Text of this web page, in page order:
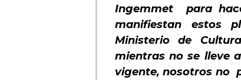
Ingemmet para
manifiestan estos
Ministerio de
mientras no se lleve
vigente, nosotros no